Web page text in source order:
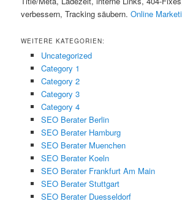
verbessern, Tracking säubern.Online
WEITERE KATEGORIEN:
Uncategorized
Category 1
Category 2
Category 3
Category 4
SEO Berater Berlin
SEO Berater Hamburg
SEO Berater Muenchen
SEO Berater Koeln
SEO Berater Frankfurt Am Main
SEO Berater Stuttgart
SEO Berater Duesseldorf